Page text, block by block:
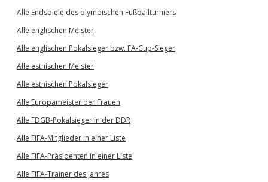
Alle Endspiele des olympischen Fußballturniers
Alle englischen Meister
Alle englischen Pokalsieger bzw. FA-Cup-Sieger
Alle estnischen Meister
Alle estnischen Pokalsieger
Alle Europameister der Frauen
Alle FDGB-Pokalsieger in der DDR
Alle FIFA-Mitglieder in einer Liste
Alle FIFA-Präsidenten in einer Liste
Alle FIFA-Trainer des Jahres